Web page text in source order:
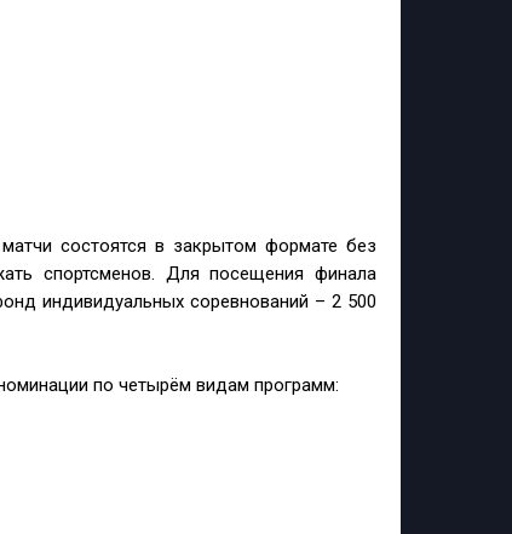
состоятся в закрытом формате без
спортсменов. Для посещения финала
индивидуальных соревнований – 2 500
по четырём видам программ: